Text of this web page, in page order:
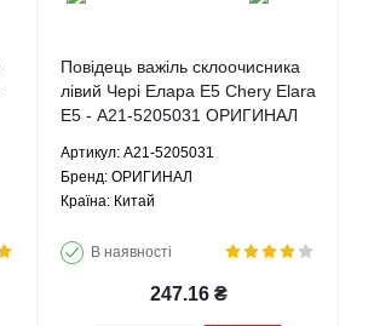
Повідець важіль склоочисника
лівий Чері Елара Е5 Chery Elara
E5 - A21-5205031 ОРИГИНАЛ
Артикул: A21-5205031
Брeнд: ОРИГИНАЛ
Країна: Китай
В наявності
247.16₴